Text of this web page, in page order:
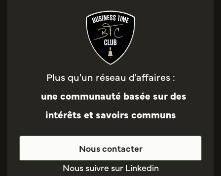
Plus qu'un réseau d'affaires :
une communauté basée sur des
intérêts et savoirs communs
Nous contacter
Nous suivre sur Linkedin